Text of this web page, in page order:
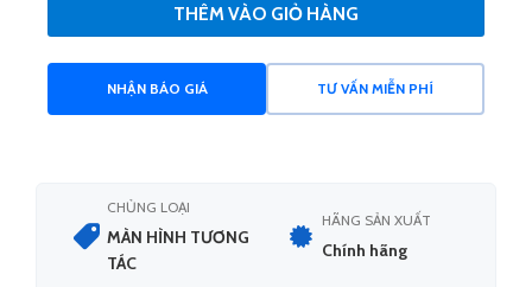
THÊM VÀO GIỎ HÀNG
NHẬN BÁO GIÁ TƯ VẤN MIỄN PHÍ
CHỦNG LOẠI
MÀN HÌNH TƯƠNG
TÁC
HÃNG SẢN XUẤT
Chính hãng